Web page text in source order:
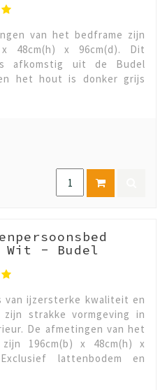
van het bedframe zijn
x 48cm(h) x 96cm(d). Dit
afkomstig uit de Budel
het hout is donker grijs
Wit - Budel
van ijzersterke kwaliteit en
strakke vormgeving in
De afmetingen van het
196cm(b) x 48cm(h) x
lattenbodem en